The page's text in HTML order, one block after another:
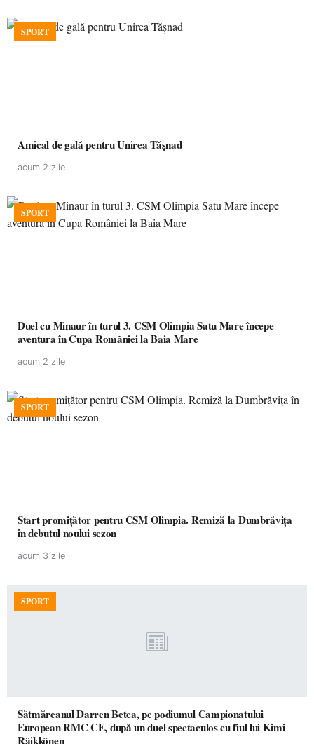
SPORT
Amical de gală pentru Unirea Tășnad
acum 2 zile
SPORT
Duel cu Minaur în turul 3. CSM Olimpia Satu Mare începe
aventura în Cupa României la Baia Mare
acum 2 zile
SPORT
Start promițător pentru CSM Olimpia. Remiză la Dumbrăvița
în debutul noului sezon
acum 3 zile
SPORT
Sătmăreanul Darren Betea, pe podiumul Campionatului
European RMC CE, după un duel spectaculos cu fiul lui Kimi
Räikkönen